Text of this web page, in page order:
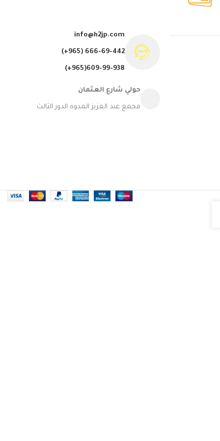
info@h2jp.com
(+965) 666-69-442
609-99-938(965+)
حولي شارع العثمان
مجمع عبد العزيز المدوه الدور الثالث